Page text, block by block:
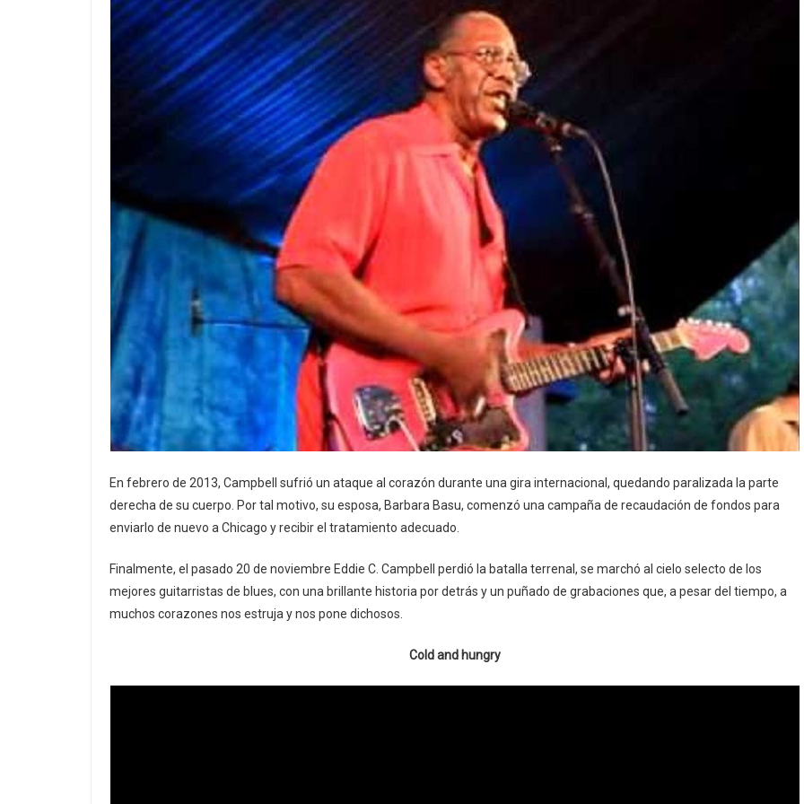
En febrero de 2013, Campbell sufrió un ataque al corazón durante una gira internacional, quedando paralizada la parte
derecha de su cuerpo. Por tal motivo, su esposa, Barbara Basu, comenzó una campaña de recaudación de fondos para
enviarlo de nuevo a Chicago y recibir el tratamiento adecuado.
Finalmente, el pasado 20 de noviembre Eddie C. Campbell perdió la batalla terrenal, se marchó al cielo selecto de los
mejores guitarristas de blues, con una brillante historia por detrás y un puñado de grabaciones que, a pesar del tiempo, a
muchos corazones nos estruja y nos pone dichosos.
Cold and hungry